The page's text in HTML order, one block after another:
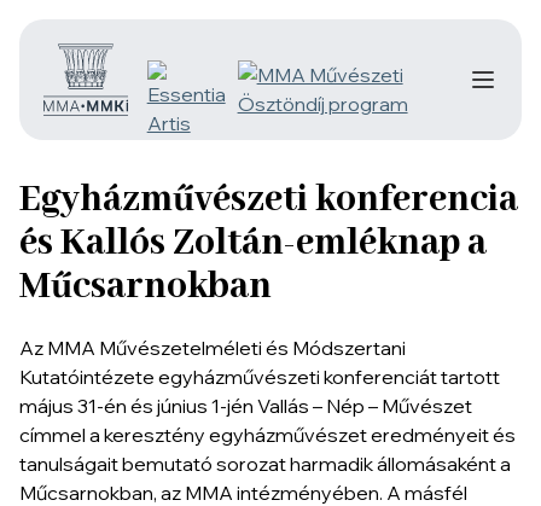
Egyházművészeti konferencia
és Kallós Zoltán-emléknap a
Műcsarnokban
Az MMA Művészetelméleti és Módszertani
Kutatóintézete egyházművészeti konferenciát tartott
május 31-én és június 1-jén Vallás – Nép – Művészet
címmel a keresztény egyházművészet eredményeit és
tanulságait bemutató sorozat harmadik állomásaként a
Műcsarnokban, az MMA intézményében. A másfél